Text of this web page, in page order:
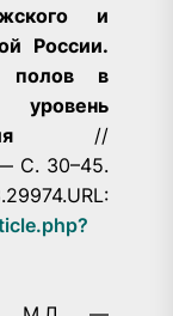
и
России.
полов в
уровень
//
С. 30–45.